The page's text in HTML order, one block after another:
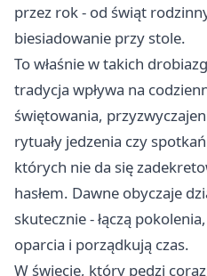
przez rok - od świąt
biesiadowanie przy stole.
To właśnie w takich
tradycja wpływa na
świętowania,
rytuały jedzenia czy
których nie da się
hasłem. Dawne obyczaje
skutecznie - łączą
oparcia i porządkują czas.
W świecie, który pędzi